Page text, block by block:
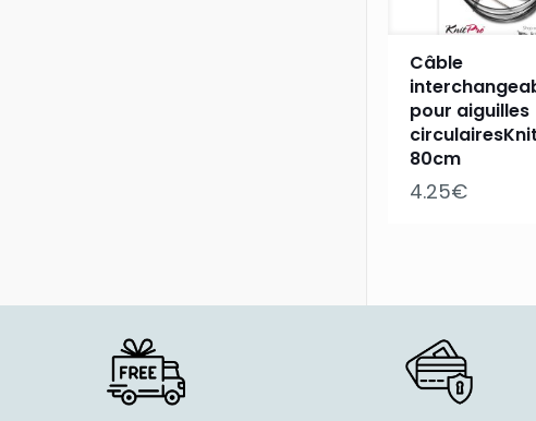
Câble
pour aiguilles
80cm
4.25€